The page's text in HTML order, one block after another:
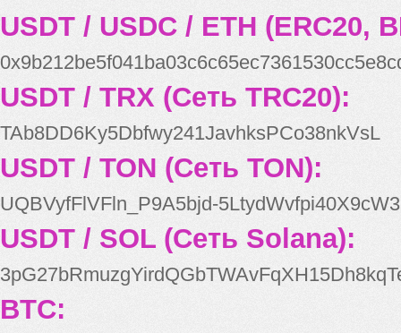
USDT / USDC / ETH (ERC20,
USDT / TRX (Сеть TRC20):
TAb8DD6Ky5Dbfwy241JavhksPCo38nkVsL
USDT / TON (Сеть TON):
UQBVyfFlVFln_P9A5bjd-
USDT / SOL (Сеть Solana):
BTC: